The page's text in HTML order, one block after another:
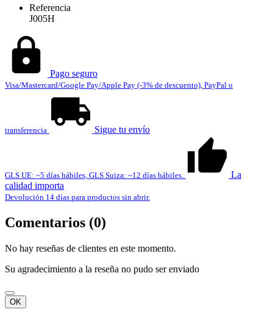
Referencia
J005H
Pago seguro
Visa/Mastercard/Google Pay/Apple Pay (-3% de descuento), PayPal o
transferencia Sigue tu envío
GLS UE: ~5 días hábiles, GLS Suiza: ~12 días hábiles.
La
calidad importa
Devolución 14 días para productos sin abrir.
Comentarios (0)
No hay reseñas de clientes en este momento.
Su agradecimiento a la reseña no pudo ser enviado
OK